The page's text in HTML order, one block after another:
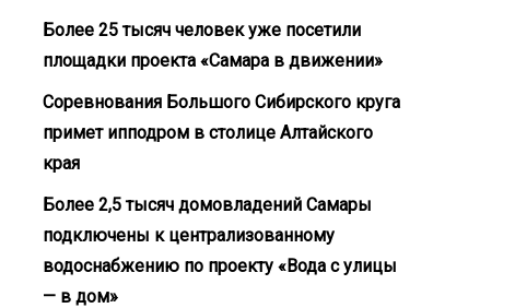
Более 25 тысяч человек уже посетили
площадки проекта «Самара в движении»
Соревнования Большого Сибирского круга
примет ипподром в столице Алтайского
края
Более 2,5 тысяч домовладений Самары
подключены к централизованному
водоснабжению по проекту «Вода с улицы
— в дом»